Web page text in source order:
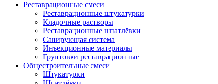
Реставрационные смеси
Реставрационные штукатурки
Кладочные растворы
Реставрационные шпатлёвки
Санирующая система
Инъекционные материалы
Грунтовки реставрационные
Общестроительные смеси
Штукатурки